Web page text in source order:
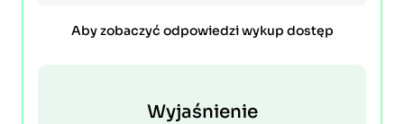
Aby zobaczyć odpowiedzi wykup dostęp
Wyjaśnienie